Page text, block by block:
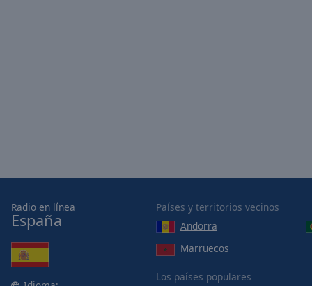
Radio en línea
España
Países y territorios vecinos
Andorra
Marruecos
Los países populares